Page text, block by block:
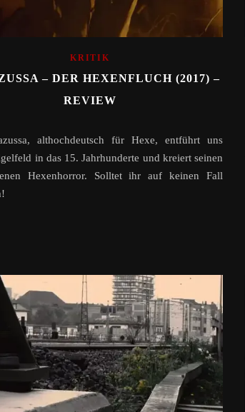
KRITIK
– DER HEXENFLUCH (2017) –
REVIEW
althochdeutsch für Hexe, entführt uns
in das 15. Jahrhunderte und kreiert seinen
Hexenhorror. Solltet ihr auf keinen Fall